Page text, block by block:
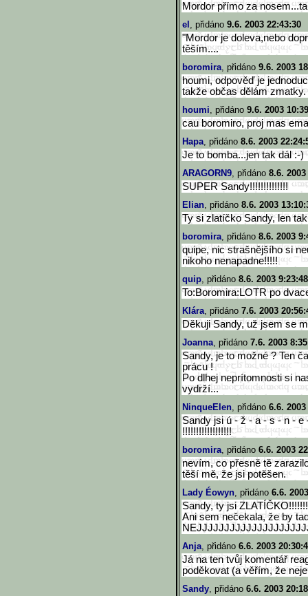
Mordor přímo za
el , přidáno 9.6. 2003 22:43:30
"Mordor je doleva,nebo
těším....
boromira, přidáno 9.6. 2003
houmi, odpověď je
takže občas dělám zmatky.
houmi, přidáno 9.6. 2003
cau boromiro, proj mas
Hapa, přidáno 8.6. 2003
Je to bomba...jen tak dál :-)
ARAGORN9, přidáno 8.6.
SUPER Sandy!!!!!!!!!!!!!!
Elian, přidáno 8.6. 2003
Ty si zlatíčko Sandy, len
boromira, přidáno 8.6. 2003
quipe, nic strašnějšího si
nikoho nenapadne!!!!!
quip, přidáno 8.6. 2003 9:23:48
To:Boromira:LOTR po
Klára, přidáno 7.6. 2003
Děkuji Sandy, už jsem se
Joanna, přidáno 7.6. 2003
Sandy, je to možné ? Ten
prácu !
Po dlhej neprítomnosti si
vydrží...
NinqueElen, přidáno 6.6.
Sandy jsi ú - ž - a - s - n - e
!!!!!!!!!!!!!!!!!!
boromira, přidáno 6.6. 2003
nevím, co přesně tě
těší mě, že jsi potěšen.
Lady Éowyn, přidáno 6.6.
Sandy, ty jsi ZLATÍČKO!!!!!!!
Ani sem nečekala, že by
Anja, přidáno 6.6. 2003
Já na ten tvůj komentář
poděkovat (a věřím, že
Sandy, přidáno 6.6. 2003